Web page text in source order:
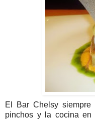
El Bar Chelsy
pinchos y la cocina